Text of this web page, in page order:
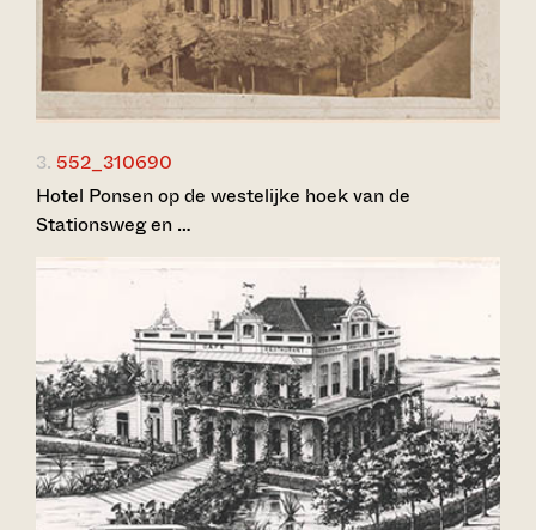
3. 552_310690
Hotel Ponsen op de westelijke hoek van de
Stationsweg en …